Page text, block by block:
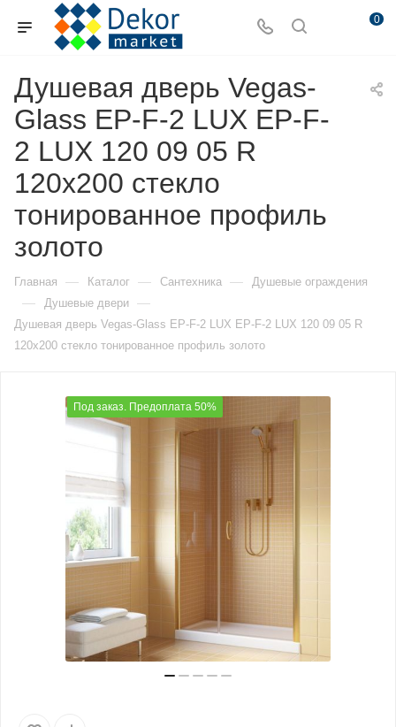
0
Душевая дверь Vegas-
Glass EP-F-2 LUX EP-F-
2 LUX 120 09 05 R
120х200 стекло
тонированное профиль
золото
Главная — Каталог — Сантехника — Душевые ограждения
— Душевые двери —
Душевая дверь Vegas-Glass EP-F-2 LUX EP-F-2 LUX 120 09 05 R
120х200 стекло тонированное профиль золото
Под заказ. Предоплата 50%